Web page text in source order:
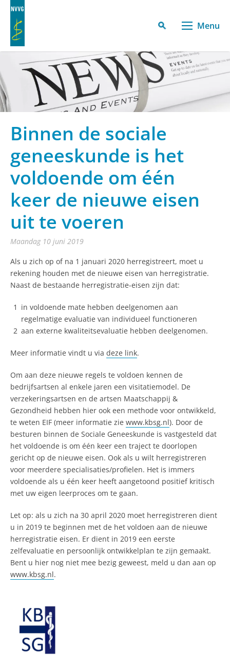
Menu
Binnen de sociale
geneeskunde is het
voldoende om één
keer de nieuwe eisen
uit te voeren
maandag 10 juni 2019
Als u zich op of na 1 januari 2020 herregistreert, moet u
rekening houden met de nieuwe eisen van herregistratie.
Naast de bestaande herregistratie-eisen zijn dat:
in voldoende mate hebben deelgenomen aan
regelmatige evaluatie van individueel functioneren
aan externe kwaliteitsevaluatie hebben deelgenomen.
Meer informatie vindt u via deze link.
Om aan deze nieuwe regels te voldoen kennen de
bedrijfsartsen al enkele jaren een visitatiemodel. De
verzekeringsartsen en de artsen Maatschappij &
Gezondheid hebben hier ook een methode voor ontwikkeld,
te weten EIF (meer informatie zie www.kbsg.nl). Door de
besturen binnen de Sociale Geneeskunde is vastgesteld dat
het voldoende is om één keer een traject te doorlopen
gericht op de nieuwe eisen. Ook als u wilt herregistreren
voor meerdere specialisaties/profielen. Het is immers
voldoende als u één keer heeft aangetoond positief kritisch
met uw eigen leerproces om te gaan.
Let op: als u zich na 30 april 2020 moet herregistreren dient
u in 2019 te beginnen met de het voldoen aan de nieuwe
herregistratie eisen. Er dient in 2019 een eerste
zelfevaluatie en persoonlijk ontwikkelplan te zijn gemaakt.
Bent u hier nog niet mee bezig geweest, meld u dan aan op
www.kbsg.nl.